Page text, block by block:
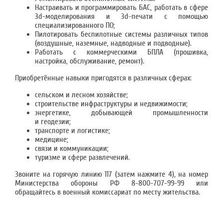
Настраивать и программировать БАС, работать в сфере
3d-моделирования и 3d-печати с помощью
специализированного ПО;
Пилотировать беспилотные системы различных типов
(воздушные, наземные, надводные и подводные).
Работать с коммерческими БПЛА (прошивка,
настройка, обслуживание, ремонт).
Приобретённые навыки пригодятся в различных сферах:
сельском и лесном хозяйстве;
строительстве инфраструктуры и недвижимости;
энергетике, добывающей промышленности
и геодезии;
транспорте и логистике;
медицине;
связи и коммуникации;
туризме и сфере развлечений.
Звоните на горячую линию 117 (затем нажмите 4), на номер
Министерства обороны РФ 8-800-707-99-99 или
обращайтесь в военный комиссариат по месту жительства.